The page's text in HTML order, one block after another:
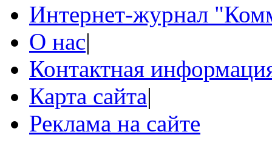
Интернет-журнал
О нас|
Контактная
Карта сайта|
Реклама на сайте